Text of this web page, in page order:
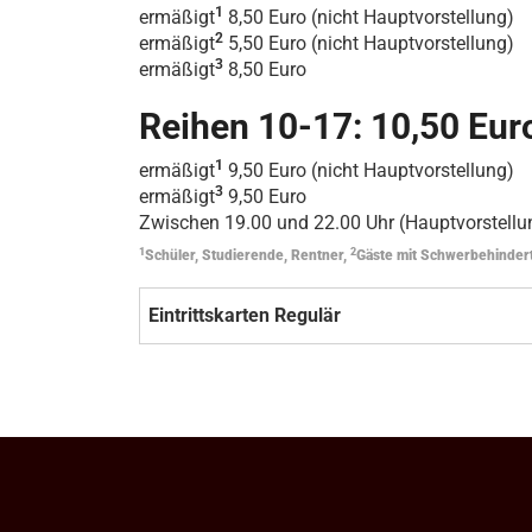
ermäßigt1 8,50 Euro (nicht Hauptvorstellung)
ermäßigt2 5,50 Euro (nicht Hauptvorstellung)
ermäßigt3 8,50 Euro
Reihen 10-17: 10,50
ermäßigt1 9,50 Euro (nicht Hauptvorstellung)
ermäßigt3 9,50 Euro
Zwischen 19.00 und 22.00 Uhr
1 Schüler, Studierende, Rentner, 2Gäste mit
Eintrittskarten Regulär